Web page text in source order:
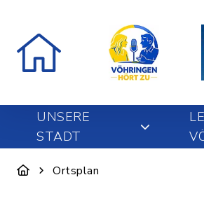
UNSERE
STADT
Ortsplan